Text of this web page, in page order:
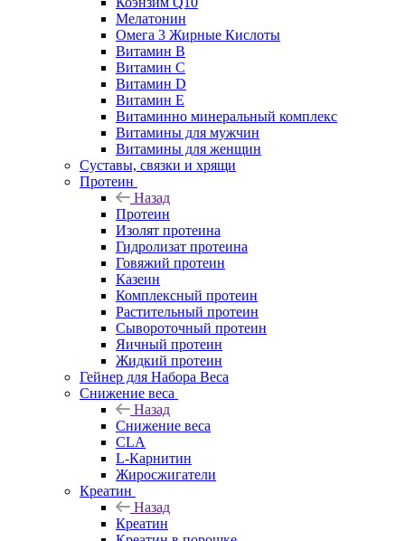
Мелатонин
Омега 3 Жирные Кислоты
Витамин B
Витамин C
Витамин D
Витамин E
Витаминно минеральный комплекс
Витамины для мужчин
Витамины для женщин
Суставы, связки и хрящи
Протеин
Назад
Протеин
Изолят протеина
Гидролизат протеина
Говяжий протеин
Казеин
Комплексный протеин
Растительный протеин
Сывороточный протеин
Яичный протеин
Жидкий протеин
Гейнер для Набора Веса
Снижение веса
Назад
Снижение веса
CLA
L-Карнитин
Жиросжигатели
Креатин
Назад
Креатин